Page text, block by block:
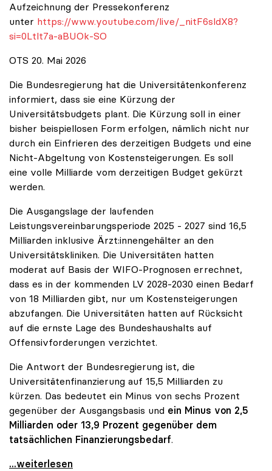
Aufzeichnung der Pressekonferenz
unter https://www.youtube.com/live/_nitF6sldX8?
si=0Ltlt7a-aBUOk-SO
OTS 20. Mai 2026
Die Bundesregierung hat die Universitätenkonferenz
informiert, dass sie eine Kürzung der
Universitätsbudgets plant. Die Kürzung soll in einer
bisher beispiellosen Form erfolgen, nämlich nicht nur
durch ein Einfrieren des derzeitigen Budgets und eine
Nicht-Abgeltung von Kostensteigerungen. Es soll
eine volle Milliarde vom derzeitigen Budget gekürzt
werden.
Die Ausgangslage der laufenden
Leistungsvereinbarungsperiode 2025 - 2027 sind 16,5
Milliarden inklusive Ärzt:innengehälter an den
Universitätskliniken. Die Universitäten hatten
moderat auf Basis der WIFO-Prognosen errechnet,
dass es in der kommenden LV 2028-2030 einen Bedarf
von 18 Milliarden gibt, nur um Kostensteigerungen
abzufangen. Die Universitäten hatten auf Rücksicht
auf die ernste Lage des Bundeshaushalts auf
Offensivforderungen verzichtet.
Die Antwort der Bundesregierung ist, die
Universitätenfinanzierung auf 15,5 Milliarden zu
kürzen. Das bedeutet ein Minus von sechs Prozent
gegenüber der Ausgangsbasis und ein Minus von 2,5
Milliarden oder 13,9 Prozent gegenüber dem
tatsächlichen Finanzierungsbedarf.
\"Österreich ist für die heimischen Universitäten
...weiterlesen